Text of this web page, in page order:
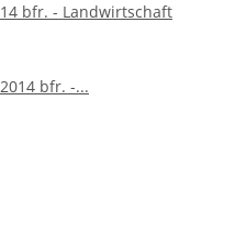
bfr. - Landwirtschaft